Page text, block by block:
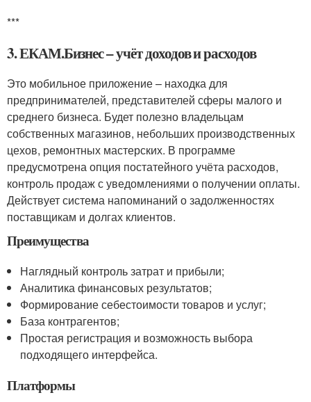
***
3. ЕКАМ.Бизнес – учёт доходов и расходов
Это мобильное приложение – находка для
предпринимателей, представителей сферы малого и
среднего бизнеса. Будет полезно владельцам
собственных магазинов, небольших производственных
цехов, ремонтных мастерских. В программе
предусмотрена опция постатейного учёта расходов,
контроль продаж с уведомлениями о получении оплаты.
Действует система напоминаний о задолженностях
поставщикам и долгах клиентов.
Преимущества
Наглядный контроль затрат и прибыли;
Аналитика финансовых результатов;
Формирование себестоимости товаров и услуг;
База контрагентов;
Простая регистрация и возможность выбора
подходящего интерфейса.
Платформы